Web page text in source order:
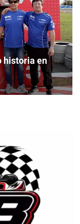
historia en